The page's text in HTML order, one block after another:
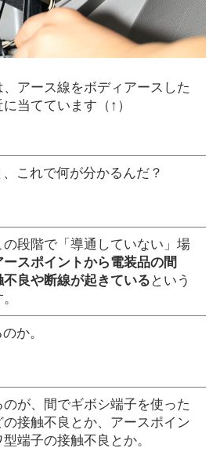
、アース線をボディアースした
当てています（↑）
、これで何が分かるんだ？
の段階で「導通していない」場
ースポイントから電装品の間
不良や断線が起きている という
か。
のが、間でギボシ端子を使った
の接触不良とか、アースポイン
型端子の接触不良とか。